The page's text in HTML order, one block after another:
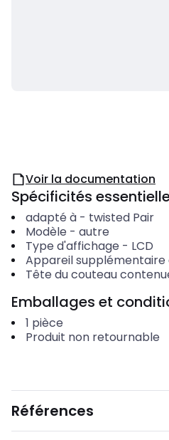
Voir la documentation
Spécificités
adapté à- twisted Pair
Modèle - autre
Type d'affichage - LCD
Appareil supplémentaire
Tête du couteau
Emballages et
1 pièce
Produit non retournable
Références